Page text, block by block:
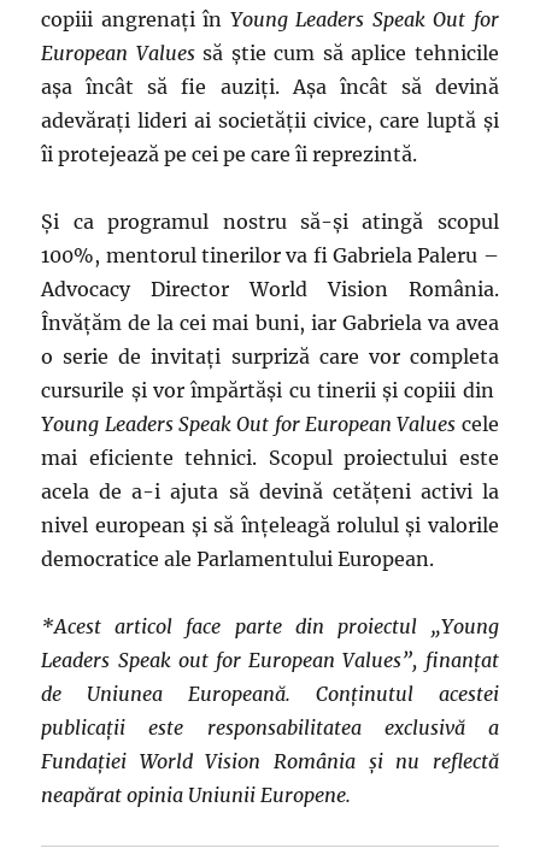
copiii angrenaţi în Young Leaders Speak Out for
European Valuessă ştie cum să aplice tehnicile
aşa încât să fie auziţi. Aşa încât să devină
adevăraţi lideri ai societății civice, care luptă şi
îi protejează pe cei pe care îi reprezintă.
Şi ca programul nostru să-şi atingă scopul
100%, mentorul tinerilor va fi Gabriela Paleru –
Advocacy Director World Vision România.
Învăţăm de la cei mai buni, iar Gabriela va avea
o serie de invitaţi surpriză care vor completa
cursurile şi vor împărtăşi cu tinerii şi copiii din
Young Leaders Speak Out for European Values cele
mai eficiente tehnici. Scopul proiectului este
acela de a-i ajuta să devină cetăţeni activi la
nivel european şi să înţeleagă rolulul și valorile
democratice ale Parlamentului European.
*Acest articol face parte din proiectul „Young
Leaders Speak out for European Values”, finanțat
de Uniunea Europeană. Conținutul acestei
publicații este responsabilitatea exclusivă a
Fundației World Vision România și nu reflectă
neapărat opinia Uniunii Europene.